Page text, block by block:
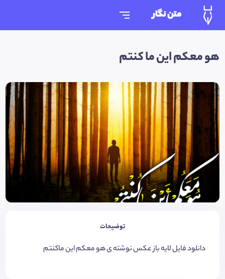
متن نگار
هو معکم این ما کنتم
توضیحات
دانلود فایل لایه باز عکس نوشته ی هو معکم این ماکنتم